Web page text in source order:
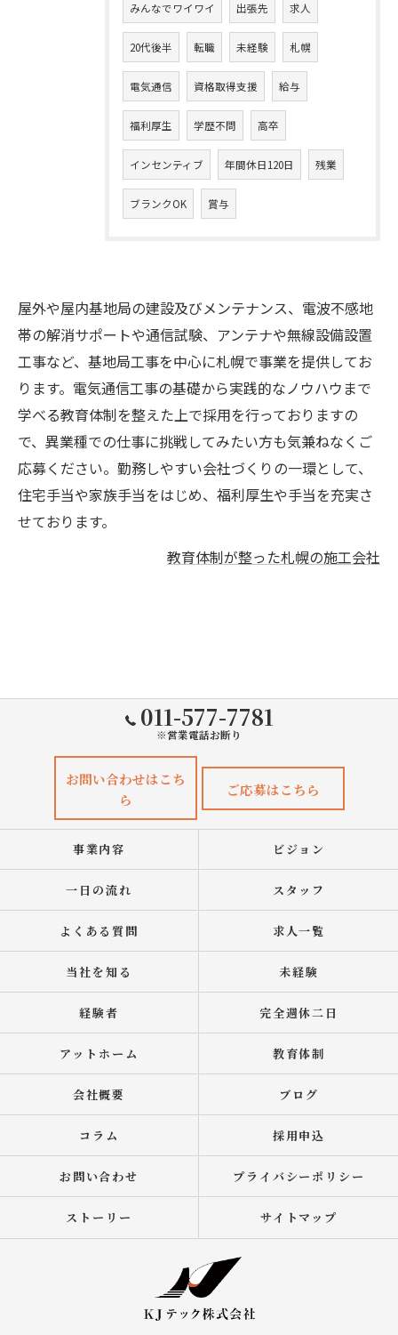
みんなでワイワイ 出張先 求人
20代後半 転職 未経験 札幌
電気通信 資格取得支援 給与
福利厚生 学歴不問 高卒
インセンティブ 年間休日120日 残業
ブランクOK 賞与
屋外や屋内基地局の建設及びメンテナンス、電波不感地
帯の解消サポートや通信試験、アンテナや無線設備設置
工事など、基地局工事を中心に札幌で事業を提供してお
ります。電気通信工事の基礎から実践的なノウハウまで
学べる教育体制を整えた上で採用を行っておりますの
で、異業種での仕事に挑戦してみたい方も気兼ねなくご
応募ください。勤務しやすい会社づくりの一環として、
住宅手当や家族手当をはじめ、福利厚生や手当を充実さ
せております。
教育体制が整った札幌の施工会社
011-577-7781
※営業電話お断り
お問い合わせはこち
ら
ご応募はこちら
事業内容 ビジョン
一日の流れ スタッフ
よくある質問 求人一覧
当社を知る 未経験
経験者 完全週休二日
アットホーム 教育体制
会社概要 ブログ
コラム 採用申込
お問い合わせ プライバシーポリシー
ストーリー サイトマップ